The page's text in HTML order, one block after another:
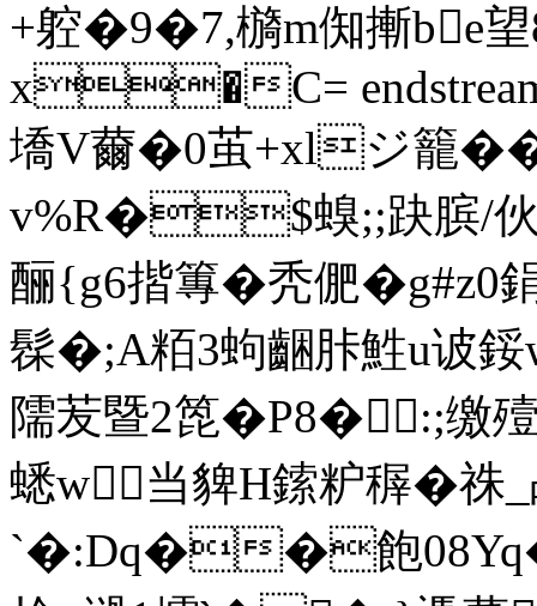
+躻�9�7,檹m倁摲be
x�C= endstream
墧V薾�0茧+xlジ籠�
v%R�$螑;;趹膑/伙
酾{g6揩篿�秃俷
髹�;A粨3蚼齫胩鮏u诐
隭 苃暨2箆�P8�:;
蟋w当貏H鎍粐稺�祩_战
`�:Dq��飽08Yq�/